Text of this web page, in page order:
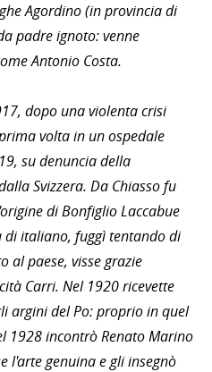
Agordino (in provincia di
padre ignoto: venne
Antonio Costa.
dopo una violenta crisi
volta in un ospedale
su denuncia della
Svizzera. Da Chiasso fu
di Bonfiglio Laccabue
italiano, fuggì tentando di
al paese, visse grazie
Carri. Nel 1920 ricevette
argini del Po: proprio in quel
1928 incontrò Renato Marino
l'arte genuina e gli insegnò